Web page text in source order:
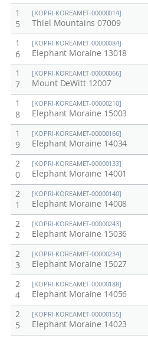
1
5
[KOPRI-KOREAMET-00000014]
Thiel Mountains 07009
1
6
[KOPRI-KOREAMET-00000084]
Elephant Moraine 13018
1
7
[KOPRI-KOREAMET-00000066]
Mount DeWitt 12007
1
8
[KOPRI-KOREAMET-00000210]
Elephant Moraine 15003
1
9
[KOPRI-KOREAMET-00000166]
Elephant Moraine 14034
2
0
[KOPRI-KOREAMET-00000133]
Elephant Moraine 14001
2
1
[KOPRI-KOREAMET-00000140]
Elephant Moraine 14008
2
2
[KOPRI-KOREAMET-00000243]
Elephant Moraine 15036
2
3
[KOPRI-KOREAMET-00000234]
Elephant Moraine 15027
2
4
[KOPRI-KOREAMET-00000188]
Elephant Moraine 14056
2
5
[KOPRI-KOREAMET-00000155]
Elephant Moraine 14023